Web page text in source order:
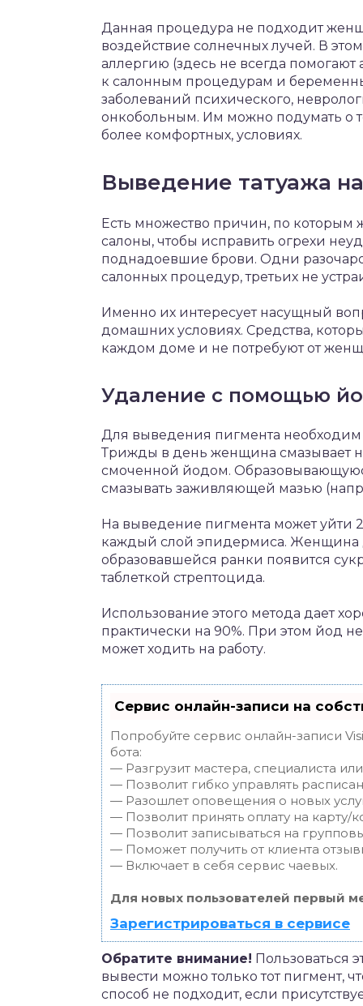
Данная процедура не подходит
воздействие солнечных лучей. В
аллергию (здесь не всегда помогают
к салонным процедурам и
заболеваний психического,
онкобольным. Им можно подумать о
более комфортных, условиях.
Выведение татуажа
Есть множество причин, по которым
салоны, чтобы исправить огрехи
поднадоевшие брови. Одни
салонных процедур, третьих не
Именно их интересует насущный
домашних условиях. Средства,
каждом доме и не потребуют от
Удаление с помощью
Для выведения пигмента необходим
Трижды в день женщина смазывает
смоченной йодом.
смазывать заживляющей мазью
На выведение пигмента может уйти
каждый слой эпидермиса. Женщина
образовавшейся ранки появится
таблеткой стрептоцида.
Использование этого метода дает
практически на 90%. При этом йод
может ходить на работу.
Сервис онлайн-записи на
Попробуйте сервис онлайн-записи
бота:
— Разгрузит мастера, специалиста
— Позволит гибко управлять
— Разошлет оповещения о новых
— Позволит принять оплату на карту/
— Позволит записываться на
— Поможет получить от клиента
— Включает в себя сервис чаевых.
Для новых пользователей первый
Зарегистрироваться в сервисе
Обратите внимание! Пользоваться
вывести можно только тот пигмент,
способ не подходит, если